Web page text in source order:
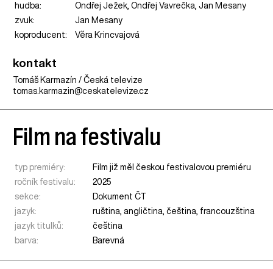
hudba:
Ondřej Ježek, Ondřej Vavrečka, Jan Mesany
zvuk:
Jan Mesany
koproducent:
Věra Krincvajová
kontakt
Tomáš Karmazín / Česká televize
tomas.karmazin@ceskatelevize.cz
Film na festivalu
typ premiéry:
Film již měl českou festivalovou premiéru
ročník festivalu:
2025
sekce:
Dokument ČT
jazyk:
ruština, angličtina, čeština, francouzština
jazyk titulků:
čeština
barva:
Barevná